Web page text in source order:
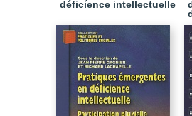
déficience intellectuelle